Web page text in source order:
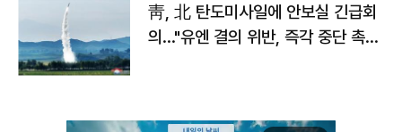
靑, 北 탄도미사일에 안보실 긴급회
의…"유엔 결의 위반, 즉각 중단 촉